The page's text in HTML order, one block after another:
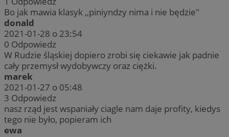
Bo jak mawia klasyk ,,piniyndzy nima i nie będzie"
donald
2021-01-28 o 23:54
0 Odpowiedz
W Rudzie śląskiej dopiero zrobi się ciekawie jak padnie
cały przemysł wydobywczy oraz ciężki.
marek
2021-01-27 o 05:48
3 Odpowiedz
nasz rząd jest wspaniały ciagle nam daje profity, kiedys
tego nie było, popieram ich
ewa